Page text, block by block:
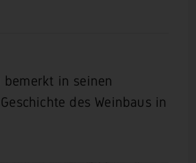
bemerkt in seinen
des Weinbaus in